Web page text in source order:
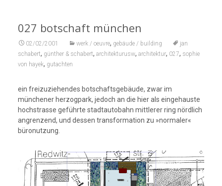
027 botschaft münchen
02/02/2001 werk / oeuvre, gebäude / building
jan
schabert, günther & schabert, architekturusw, architektur, 027, sophie
von hayek, gutachten
ein freizuziehendes botschaftsgebäude, zwar im
münchener herzogpark, jedoch an die hier als eingehauste
hochstrasse geführte stadtautobahn mittlerer ring nördlich
angrenzend, und dessen transformation zu »normaler«
büronutzung.